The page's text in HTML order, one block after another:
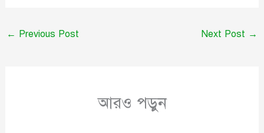
← Previous Post Next Post →
আরও পড়ুন